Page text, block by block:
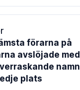
förarna på
avslöjade med
namn
plats